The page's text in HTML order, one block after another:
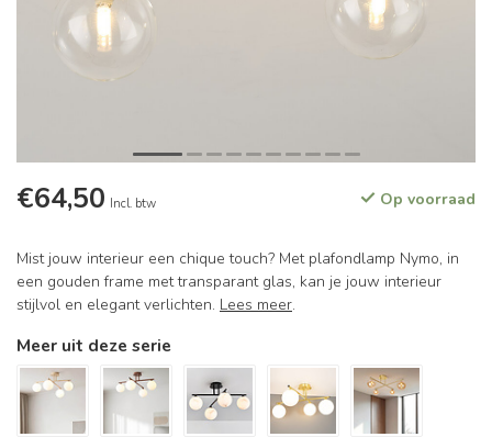
€64,50 Incl. btw Op voorraad
Mist jouw interieur een chique touch? Met plafondlamp Nymo, in
een gouden frame met transparant glas, kan je jouw interieur
stijlvol en elegant verlichten. Lees meer.
Meer uit deze serie